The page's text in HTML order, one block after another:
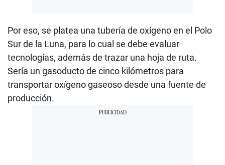
Por eso, se platea una tubería de oxígeno en el Polo
Sur de la Luna, para lo cual se debe evaluar
tecnologías, además de trazar una hoja de ruta.
Sería un gasoducto de cinco kilómetros para
transportar oxígeno gaseoso desde una fuente de
producción.